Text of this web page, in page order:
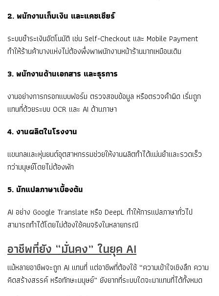
2. พนักงานเก็บเงิน และแคชเชียร์
ระบบชำระเงินอัตโนมัติ เช่น Self-Checkout และ Mobile Payment
ทำให้ร้านค้าบางแห่งไม่ต้องพึ่งพาพนักงานหน้าร้านมากเหมือนเดิม
3. พนักงานด้านเอกสาร และธุรการ
งานอย่างการกรอกแบบฟอร์ม ตรวจสอบข้อมูล หรือตรวจคำผิด เริ่มถูก
แทนที่ด้วยระบบ OCR และ AI ด้านภาษา
4. งานผลิตในโรงงาน
แขนกลและหุ่นยนต์อุตสาหกรรมช่วยให้งานผลิตทำได้แม่นยำและรวดเร็ว
กว่ามนุษย์โดยไม่ต้องพัก
5. นักแปลภาษาเบื้องต้น
AI อย่าง Google Translate หรือ DeepL ทำให้การแปลภาษาทั่วไป
สามารถทำได้โดยไม่ต้องใช้คนจริงในหลายกรณี
อาชีพที่ยัง “มั่นคง” ในยุค AI
แม้หลายอาชีพจะถูก AI แทนที่ แต่อาชีพที่ต้องใช้ “ความเข้าใจเชิงลึก ความ
คิดสร้างสรรค์ หรือทักษะมนุษย์” ยังยากที่ระบบใดจะมาแทนที่ได้ทั้งหมด